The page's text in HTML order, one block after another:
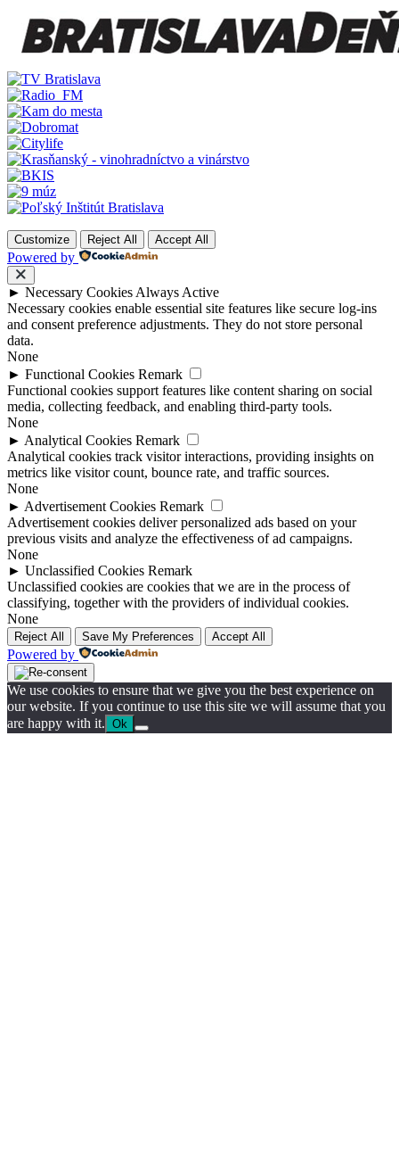
Customize Reject All Accept All
Powered by
► Necessary Cookies Always Active
Necessary cookies enable essential site features like secure log-ins
and consent preference adjustments. They do not store personal
data.
None
► Functional Cookies Remark
Functional cookies support features like content sharing on social
media, collecting feedback, and enabling third-party tools.
None
► Analytical Cookies Remark
Analytical cookies track visitor interactions, providing insights on
metrics like visitor count, bounce rate, and traffic sources.
None
► Advertisement Cookies Remark
Advertisement cookies deliver personalized ads based on your
previous visits and analyze the effectiveness of ad campaigns.
None
► Unclassified Cookies Remark
Unclassified cookies are cookies that we are in the process of
classifying, together with the providers of individual cookies.
None
Reject All Save My Preferences Accept All
Powered by
We use cookies to ensure that we give you the best experience on
our website. If you continue to use this site we will assume that you
are happy with it. Ok